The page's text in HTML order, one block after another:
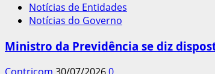
Notícias de Entidades
Notícias do Governo
Ministro da Previdência se diz